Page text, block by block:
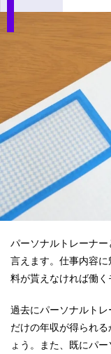
パーソナルトレーナ
言えます。仕事内容
料が貰えなければ働く
過去にパーソナルト
だけの年収が得られ
ょう。また、既にパ